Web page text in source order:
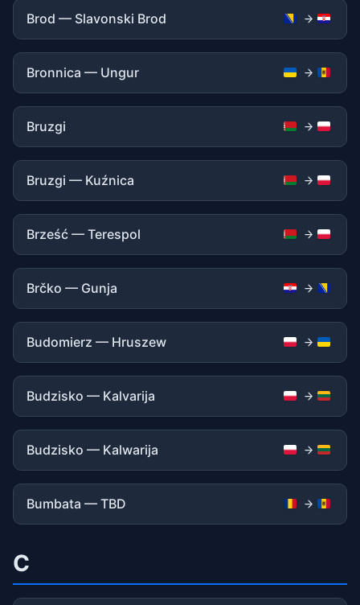
Brod — Slavonski Brod
Bronnica — Ungur
Bruzgi
Bruzgi — Kuźnica
Brześć — Terespol
Brčko — Gunja
Budomierz — Hruszew
Budzisko — Kalvarija
Budzisko — Kalwarija
Bumbata — TBD
C